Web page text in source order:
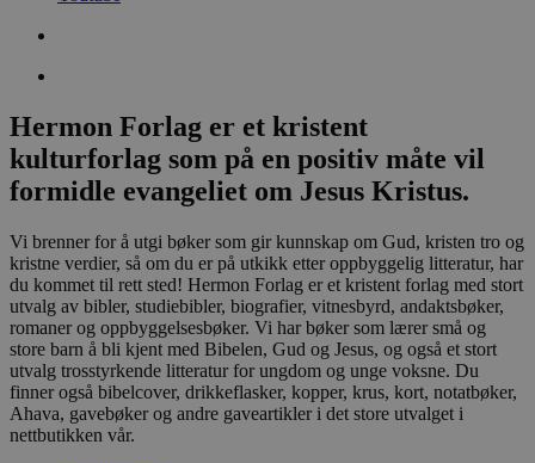
Hermon Forlag er et kristent
kulturforlag som på en positiv måte vil
formidle evangeliet om Jesus Kristus.
Vi brenner for å utgi bøker som gir kunnskap om Gud, kristen tro og
kristne verdier, så om du er på utkikk etter oppbyggelig litteratur, har
du kommet til rett sted! Hermon Forlag er et kristent forlag med stort
utvalg av bibler, studiebibler, biografier, vitnesbyrd, andaktsbøker,
romaner og oppbyggelsesbøker. Vi har bøker som lærer små og
store barn å bli kjent med Bibelen, Gud og Jesus, og også et stort
utvalg trosstyrkende litteratur for ungdom og unge voksne. Du
finner også bibelcover, drikkeflasker, kopper, krus, kort, notatbøker,
Ahava, gavebøker og andre gaveartikler i det store utvalget i
nettbutikken vår.